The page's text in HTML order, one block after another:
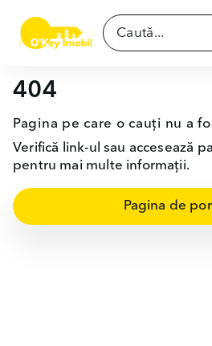
404
Pagina pe care o cauți nu a
Verifică link-ul sau accesează
pentru mai multe informații.
Pagina de